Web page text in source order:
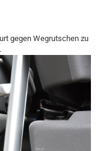
gegen Wegrutschen zu